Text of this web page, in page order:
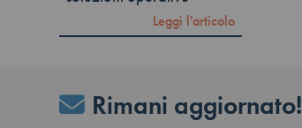
Leggi l'articolo
Rimani aggiornato!